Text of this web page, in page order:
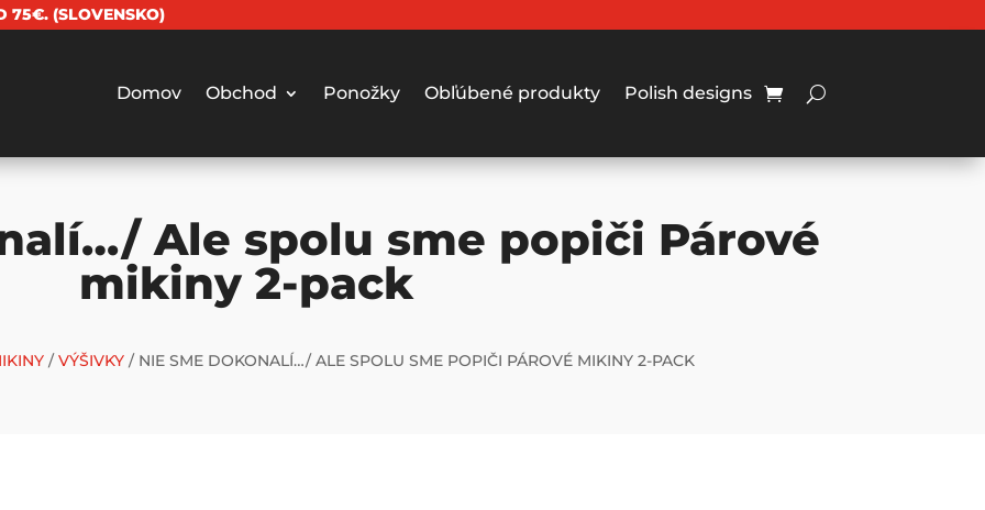
75€. (SLOVENSKO)
Domov Obchod Ponožky Obľúbené produkty Polish designs
Ale spolu sme popiči Párové
mikiny 2-pack
/ VÝŠIVKY / NIE SME DOKONALÍ…/ ALE SPOLU SME POPIČI PÁROVÉ MIKINY 2-PACK